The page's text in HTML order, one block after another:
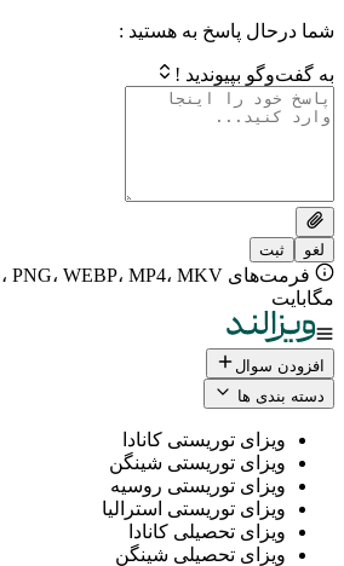
پاسخ به هستید :
!
ها
توریستی کانادا
توریستی شینگن
توریستی روسیه
توریستی استرالیا
تحصیلی کانادا
تحصیلی شینگن